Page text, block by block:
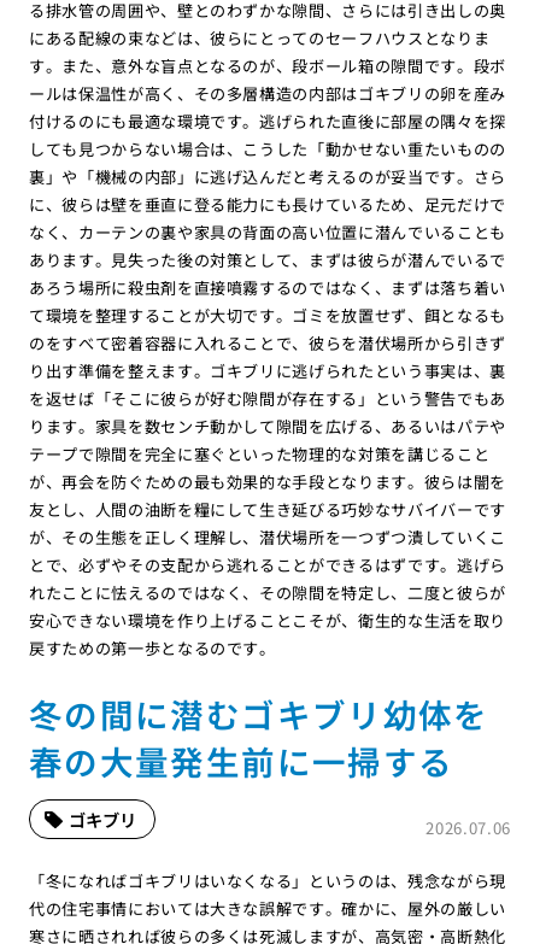
る排水管の周囲や、壁とのわずかな隙間、さらには引き出しの奥
にある配線の束などは、彼らにとってのセーフハウスとなりま
す。また、意外な盲点となるのが、段ボール箱の隙間です。段ボ
ールは保温性が高く、その多層構造の内部はゴキブリの卵を産み
付けるのにも最適な環境です。逃げられた直後に部屋の隅々を探
しても見つからない場合は、こうした「動かせない重たいものの
裏」や「機械の内部」に逃げ込んだと考えるのが妥当です。さら
に、彼らは壁を垂直に登る能力にも長けているため、足元だけで
なく、カーテンの裏や家具の背面の高い位置に潜んでいることも
あります。見失った後の対策として、まずは彼らが潜んでいるで
あろう場所に殺虫剤を直接噴霧するのではなく、まずは落ち着い
て環境を整理することが大切です。ゴミを放置せず、餌となるも
のをすべて密着容器に入れることで、彼らを潜伏場所から引きず
り出す準備を整えます。ゴキブリに逃げられたという事実は、裏
を返せば「そこに彼らが好む隙間が存在する」という警告でもあ
ります。家具を数センチ動かして隙間を広げる、あるいはパテや
テープで隙間を完全に塞ぐといった物理的な対策を講じること
が、再会を防ぐための最も効果的な手段となります。彼らは闇を
友とし、人間の油断を糧にして生き延びる巧妙なサバイバーです
が、その生態を正しく理解し、潜伏場所を一つずつ潰していくこ
とで、必ずやその支配から逃れることができるはずです。逃げら
れたことに怯えるのではなく、その隙間を特定し、二度と彼らが
安心できない環境を作り上げることこそが、衛生的な生活を取り
戻すための第一歩となるのです。
冬の間に潜むゴキブリ幼体を
春の大量発生前に一掃する
2026.07.06
ゴキブリ
「冬になればゴキブリはいなくなる」というのは、残念ながら現
代の住宅事情においては大きな誤解です。確かに、屋外の厳しい
寒さに晒されれば彼らの多くは死滅しますが、高気密・高断熱化